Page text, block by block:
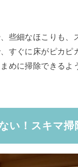
些細なほこりも
すぐに床がピカ
めに掃除できる
い！スキマ掃